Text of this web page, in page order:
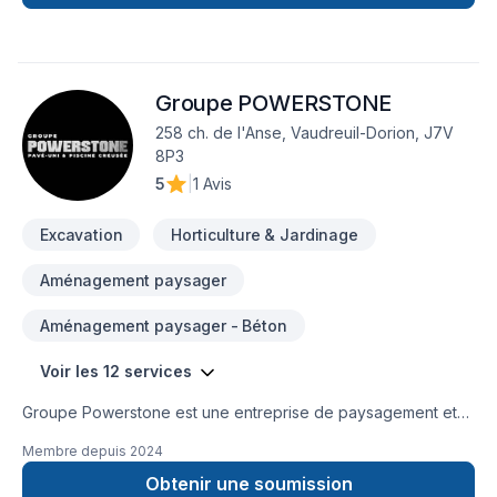
écoute et rigueur, afin de livrer des projets bien exécutés,
Groupe POWERSTONE
258 ch. de l'Anse, Vaudreuil-Dorion, J7V
8P3
5
1 Avis
Excavation Horticulture & Jardinage
Aménagement paysager
Aménagement paysager - Béton
Voir les 12 services
Groupe Powerstone est une entreprise de paysagement et
grande région de Montréal, spécialisée dans les projets
extérieurs de haute qualité pour les propriétés résidentielles.
Membre depuis 2024
Obtenir une soumission